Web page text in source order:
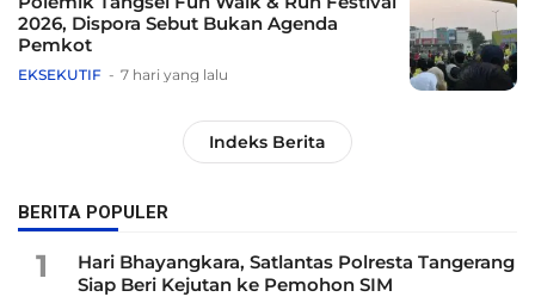
2026, Dispora Sebut Bukan Agenda
Pemkot
EKSEKUTIF 7 hari yang lalu
Indeks Berita
BERITA POPULER
1
Hari Bhayangkara, Satlantas Polresta Tangerang
Siap Beri Kejutan ke Pemohon SIM